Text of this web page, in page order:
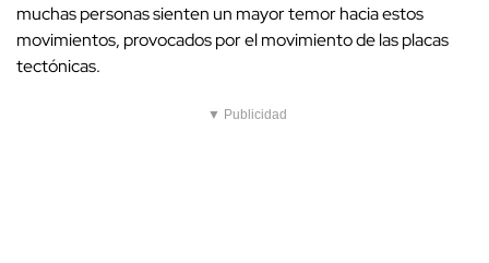
muchas personas sienten un mayor temor hacia estos
movimientos, provocados por el movimiento de las placas
tectónicas.
▼ Publicidad